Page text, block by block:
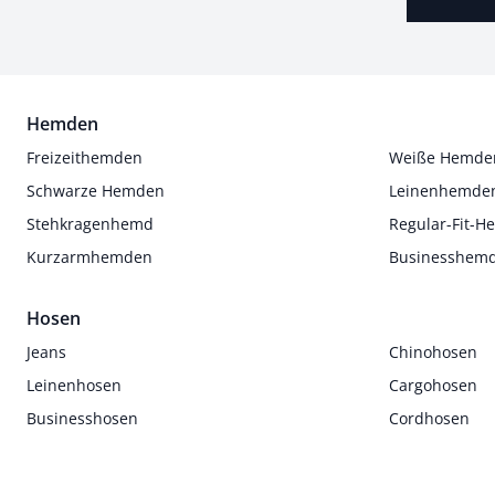
Hemden
Freizeithemden
Weiße
Schwarze Hemden
Stehkragenhemd
Regular-Fit-
Kurzarmhemden
Hosen
Jeans
Chinohosen
Leinenhosen
Cargohosen
Businesshosen
Cordhosen